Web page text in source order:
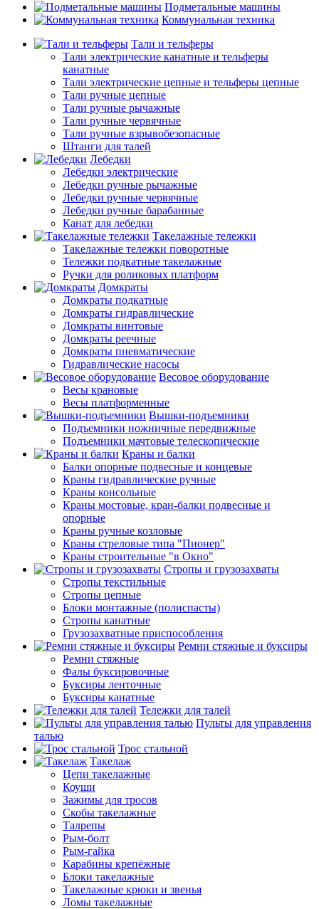
Подметальные машины
Коммунальная техника
Тали и тельферы
Тали электрические канатные и тельферы
канатные
Тали электрические цепные и тельферы цепные
Тали ручные цепные
Тали ручные рычажные
Тали ручные червячные
Тали ручные взрывобезопасные
Штанги для талей
Лебедки
Лебедки электрические
Лебедки ручные рычажные
Лебедки ручные червячные
Лебедки ручные барабанные
Канат для лебедки
Такелажные тележки
Такелажные тележки поворотные
Тележки подкатные такелажные
Ручки для роликовых платформ
Домкраты
Домкраты подкатные
Домкраты гидравлические
Домкраты винтовые
Домкраты реечные
Домкраты пневматические
Гидравлические насосы
Весовое оборудование
Весы крановые
Весы платформенные
Вышки-подъемники
Подъемники ножничные передвижные
Подъемники мачтовые телескопические
Краны и балки
Балки опорные подвесные и концевые
Краны гидравлические ручные
Краны консольные
Краны мостовые, кран-балки подвесные и
опорные
Краны ручные козловые
Краны стреловые типа "Пионер"
Краны строительные "в Окно"
Стропы и грузозахваты
Стропы текстильные
Стропы цепные
Блоки монтажные (полиспасты)
Стропы канатные
Грузозахватные приспособления
Ремни стяжные и буксиры
Ремни стяжные
Фалы буксировочные
Буксиры ленточные
Буксиры канатные
Тележки для талей
Пульты для управления
талью
Трос стальной
Такелаж
Цепи такелажные
Коуши
Зажимы для тросов
Скобы такелажные
Талрепы
Рым-болт
Рым-гайка
Карабины крепёжные
Блоки такелажные
Такелажные крюки и звенья
Ломы такелажные